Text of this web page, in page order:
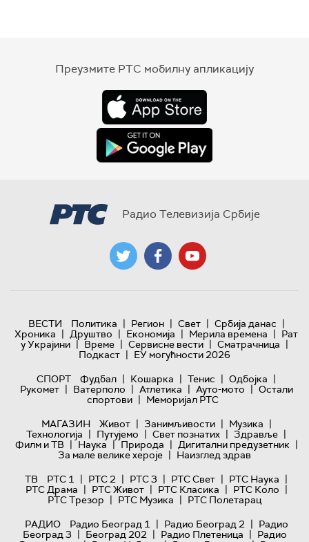
Преузмите РТС мобилну апликацију
Радио Телевизија Србије
ВЕСТИ Политика | Регион | Свет | Србија данас |
Хроника | Друштво | Економија | Мерила времена | Рат
у Украјини | Време | Сервисне вести | Сматрачница |
Подкаст | ЕУ могућности 2026
СПОРТ
Фудбал | Кошарка | Тенис | Одбојка |
Рукомет | Ватерполо | Атлетика | Ауто-мото | Остали
спортови | Меморијал РТС
МАГАЗИН
Живот | Занимљивости | Музика |
Технологијa | Путујемо | Свет познатих | Здравље |
Филм и ТВ | Наука | Природа | Дигитални предузетник |
За мале велике хероје | Наизглед здрав
ТВ
РТС 1 | РТС 2 | РТС 3 | РТС Свет | РТС Наука |
РТС Драма | РТС Живот | РТС Класика | РТС Коло |
РТС Трезор | РТС Музика | РТС Полетарац
РАДИО
Радио Београд 1 | Радио Београд 2 | Радио
Београд 3 | Београд 202 | Радио Плетеница | Радио